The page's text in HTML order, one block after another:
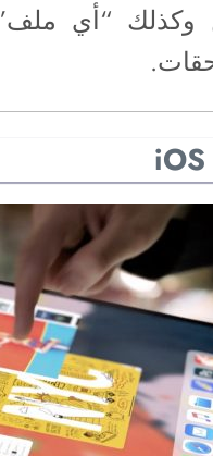
“أي